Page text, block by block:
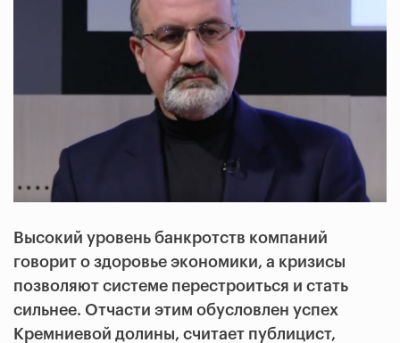
Высокий уровень банкротств компаний
говорит о здоровье экономики, а кризисы
позволяют системе перестроиться и стать
сильнее. Отчасти этим обусловлен успех
Кремниевой долины, считает публицист,